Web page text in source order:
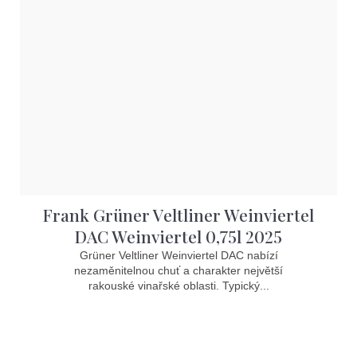
Frank Grüner Veltliner Weinviertel
DAC Weinviertel 0,75l 2025
Grüner Veltliner Weinviertel DAC nabízí
nezaměnitelnou chuť a charakter největší
rakouské vinařské oblasti. Typický...